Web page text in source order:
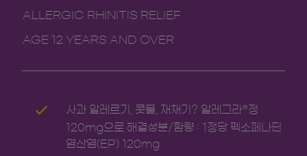
ALLERGIC RHINITIS RELIEF
AGE 12 YEARS AND OVER
사과 알레르기, 콧물, 재채기? 알레그라® 정
120mg으로 해결성분/함량 : 1정당 펙소페나딘
염산염(EP) 120mg